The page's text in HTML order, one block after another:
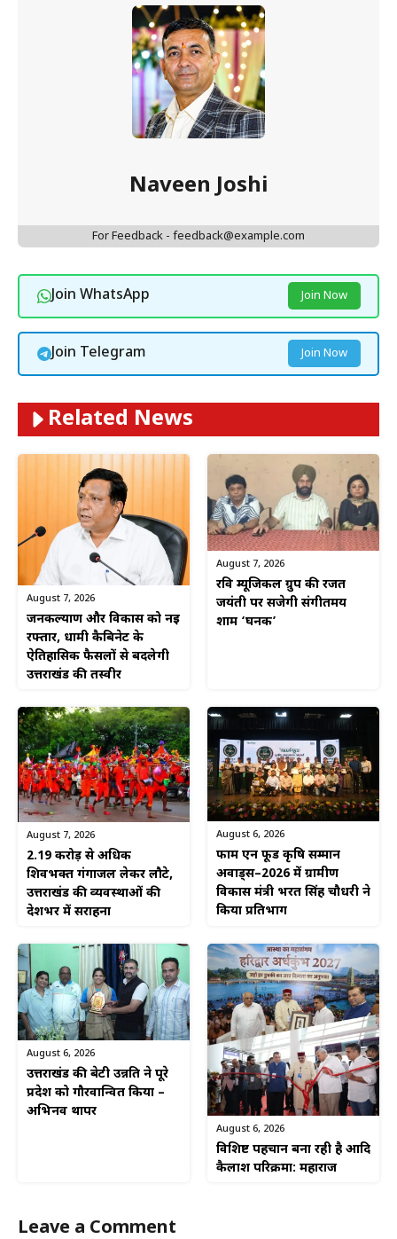
Naveen Joshi
For Feedback - feedback@example.com
Join WhatsApp Join Now
Join Telegram Join Now
Related News
August 7, 2026
जनकल्याण और विकास को नई
रफ्तार, धामी कैबिनेट के
ऐतिहासिक फैसलों से बदलेगी
उत्तराखंड की तस्वीर
August 7, 2026
रवि म्यूजिकल ग्रुप की रजत
जयंती पर सजेगी संगीतमय
शाम ‘घनक’
August 7, 2026
2.19 करोड़ से अधिक
शिवभक्त गंगाजल लेकर लौटे,
उत्तराखंड की व्यवस्थाओं की
देशभर में सराहना
August 6, 2026
फार्म एन फूड कृषि सम्मान
अवार्ड्स–2026 में ग्रामीण
विकास मंत्री भरत सिंह चौधरी ने
किया प्रतिभाग
August 6, 2026
उत्तराखंड की बेटी उन्नति ने पूरे
प्रदेश को गौरवान्वित किया –
अभिनव थापर
August 6, 2026
विशिष्ट पहचान बना रही है आदि
कैलाश परिक्रमा: महाराज
Leave a Comment